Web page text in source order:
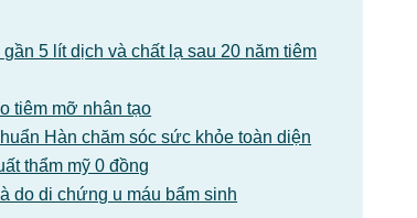
5 lít dịch và chất lạ sau 20 năm tiêm
tiêm mỡ nhân tạo
Hàn chăm sóc sức khỏe toàn diện
thẩm mỹ 0 đồng
do di chứng u máu bẩm sinh